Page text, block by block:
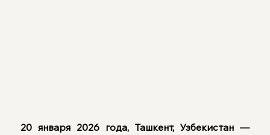
20 января 2026 года, Ташкент, Узбекистан —